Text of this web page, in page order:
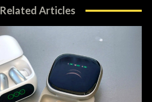
Related Articles